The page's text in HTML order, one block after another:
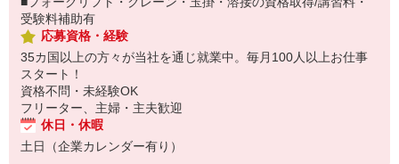
受験料補助有
応募資格・経験
35カ国以上の方々が当社を通じ就業中。毎月100人以上お仕事
スタート！
資格不問・未経験OK
フリーター、主婦・主夫歓迎
休日・休暇
土日（企業カレンダー有り）